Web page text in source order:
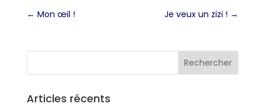
← Mon œil ! Je veux un zizi ! →
Articles récents